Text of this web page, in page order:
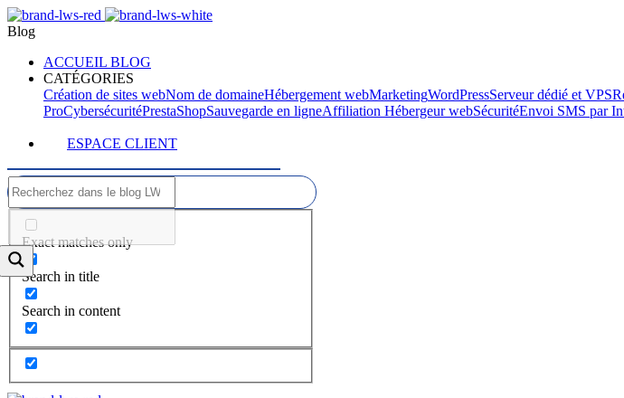
Blog
ACCUEIL BLOG
CATÉGORIES
Création de sites webNom de domaineHébergement webMarketingWordPressServeur dédié et VPS
ProCybersécuritéPrestaShopSauvegarde en ligneAffiliation Hébergeur webSécuritéEnvoi SMS par
ESPACE CLIENT
Exact matches only
Search in title
Search in content